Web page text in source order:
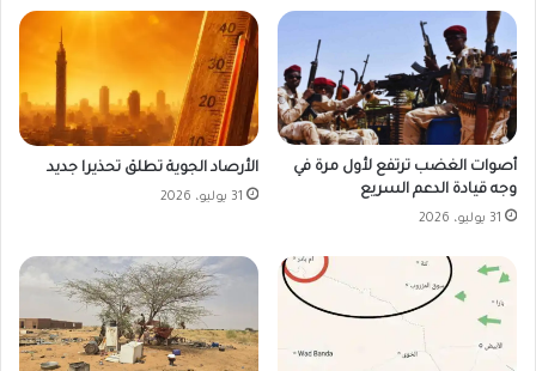
أصوات الغضب ترتفع لأول مرة في
وجه قيادة الدعم السريع
31 يوليو، 2026
الأرصاد الجوية تطلق تحذيرا جديد
31 يوليو، 2026